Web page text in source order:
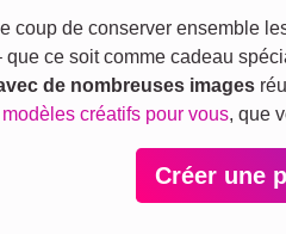
coup de conserver ensemble
que ce soit comme cadeau
de nombreuses images
créatifs pour vous, que
Créer une